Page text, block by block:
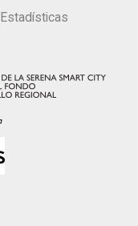
Estadísticas